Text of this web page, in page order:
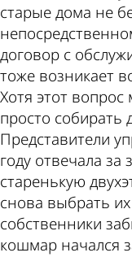
старые дома не
договор с
тоже возникает
Хотя этот
просто собирать
Представители
году отвечала за
старенькую
снова выбрать
собственники
кошмар начался